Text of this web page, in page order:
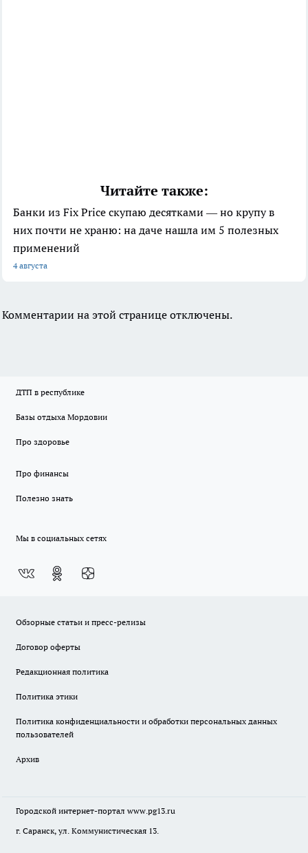
Читайте также:
Банки из Fix Price скупаю десятками — но крупу в
них почти не храню: на даче нашла им 5 полезных
применений
4 августа
Комментарии на этой странице отключены.
ДТП в республике
Базы отдыха Мордовии
Про здоровье
Про финансы
Полезно знать
Мы в социальных сетях
Обзорные статьи и пресс-релизы
Договор оферты
Редакционная политика
Политика этики
Политика конфиденциальности и обработки персональных данных
пользователей
Архив
Городской интернет-портал www.pg13.ru
г. Саранск, ул. Коммунистическая 13.